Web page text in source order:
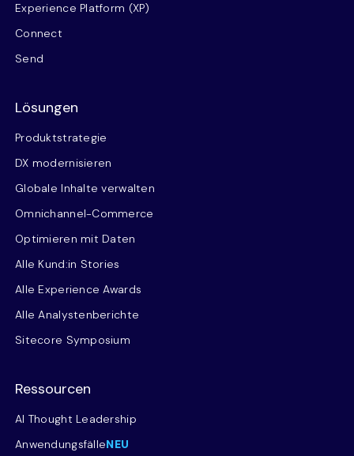
Experience Platform (XP)
Connect
Send
Lösungen
Produktstrategie
DX modernisieren
Globale Inhalte verwalten
Omnichannel-Commerce
Optimieren mit Daten
Alle Kund:in Stories
Alle Experience Awards
Alle Analystenberichte
Sitecore Symposium
Ressourcen
AI Thought Leadership
AnwendungsfälleNEU